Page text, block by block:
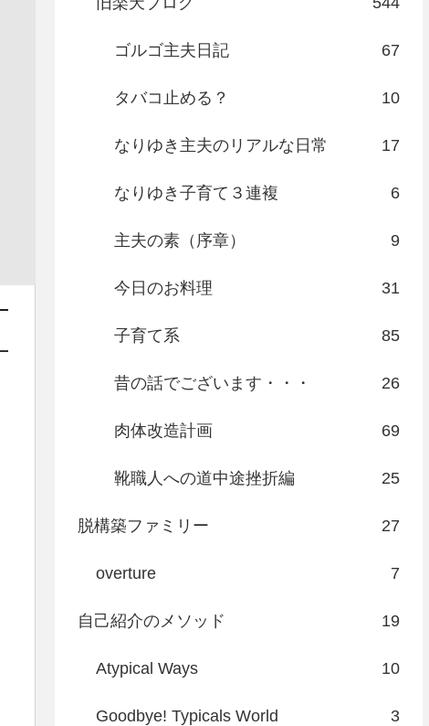
ゴルゴ主夫日記 67
タバコ止める？ 10
なりゆき主夫のリアルな日常 17
なりゆき子育て３連複 6
主夫の素（序章） 9
今日のお料理 31
子育て系 85
昔の話でございます・・・ 26
肉体改造計画 69
靴職人への道中途挫折編 25
脱構築ファミリー 27
overture 7
自己紹介のメソッド 19
Atypical Ways 10
Goodbye! Typicals World 3